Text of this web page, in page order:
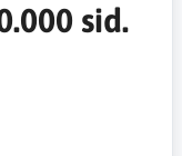
sid.